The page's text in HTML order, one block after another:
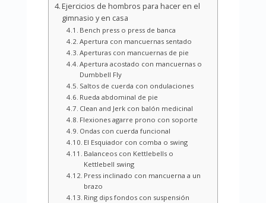
Ejercicios de hombros para hacer en el
gimnasio y en casa
Bench press o press de banca
Apertura con mancuernas sentado
Aperturas con mancuernas de pie
Apertura acostado con mancuernas o
Dumbbell Fly
Saltos de cuerda con ondulaciones
Rueda abdominal de pie
Clean and Jerk con balón medicinal
Flexiones agarre prono con soporte
Ondas con cuerda funcional
El Esquiador con comba o swing
Balanceos con Kettlebells o
Kettlebell swing
Press inclinado con mancuerna a un
brazo
Ring dips fondos con suspensión